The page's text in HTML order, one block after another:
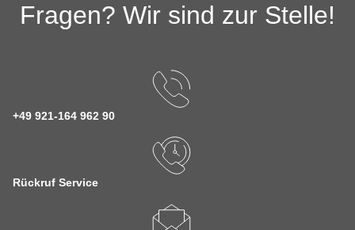
Fragen? Wir sind zur Stelle!
+49 921-164 962 90
Rückruf Service